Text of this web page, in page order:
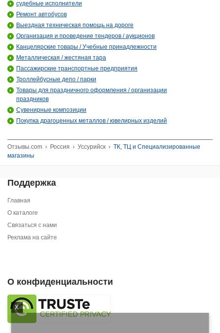
X
судебные исполнители
Ремонт автобусов
Выездная техническая помощь на дороге
Организация и проведение тендеров / аукционов
Канцелярские товары / Учебные принадлежности
Металлическая / жестяная тара
Пассажирские транспортные предприятия
Троллейбусные депо / парки
Товары для праздничного оформления / организации
праздников
Сувенирные композиции
Покупка драгоценных металлов / ювелирных изделий
Отзывы.com › Россия › Уссурийск › ТК, ТЦ и Специализированные
магазины
Поддержка
Главная
О каталоге
Связаться с нами
Реклама на сайте
О конфиденциальности